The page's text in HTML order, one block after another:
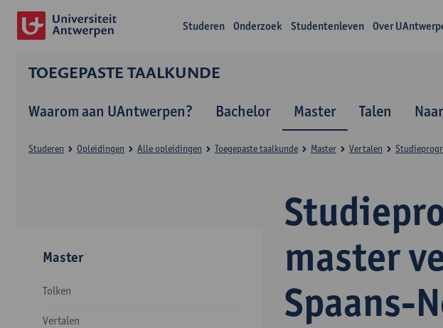
Studeren Onderzoek Studentenleven Over
TOEGEPASTE TAALKUNDE
Waarom aan UAntwerpen? Bachelor Master Talen
master
Spaans-
Studeren Opleidingen Alle opleidingen Toegepaste taalkunde Master Vertalen
Master
Tolken
Vertalen